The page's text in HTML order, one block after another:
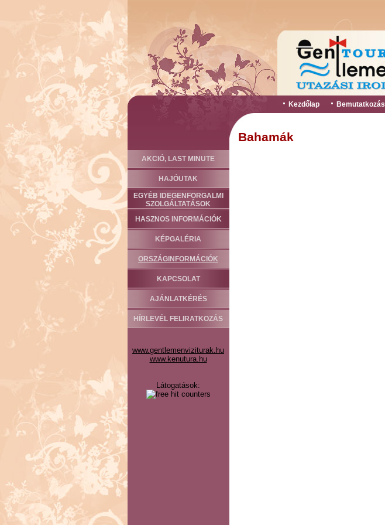
Kezdőlap Bemutatkozás
AKCIÓ, LAST MINUTE
HAJÓUTAK
EGYÉB IDEGENFORGALMI
SZOLGÁLTATÁSOK
HASZNOS INFORMÁCIÓK
KÉPGALÉRIA
ORSZÁGINFORMÁCIÓK
KAPCSOLAT
AJÁNLATKÉRÉS
HÍRLEVÉL FELIRATKOZÁS
www.gentlemenviziturak.hu
www.kenutura.hu
Látogatások:
Bahamák